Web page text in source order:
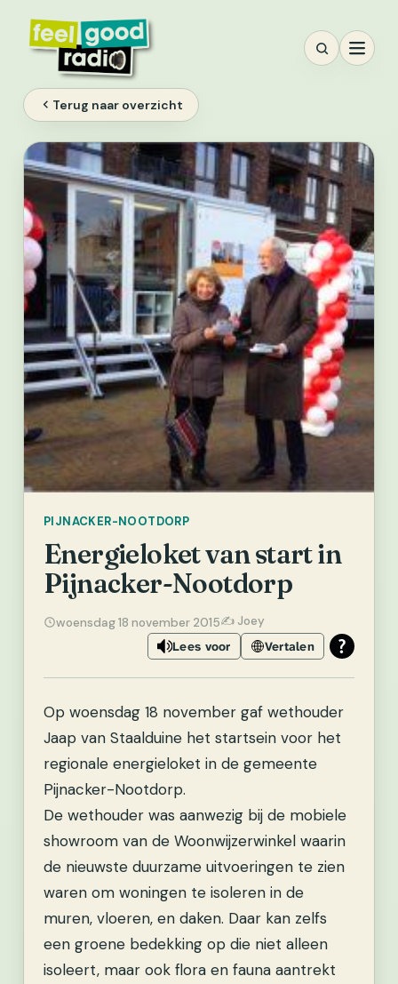
inhoud
Terug naar overzicht
PIJNACKER-NOOTDORP
Energieloket van start in
Pijnacker-Nootdorp
woensdag 18 november 2015✍️ Joey
Lees voor Vertalen
Op woensdag 18 november gaf wethouder
Jaap van Staalduine het startsein voor het
regionale energieloket in de gemeente
Pijnacker-Nootdorp.
De wethouder was aanwezig bij de mobiele
showroom van de Woonwijzerwinkel waarin
de nieuwste duurzame uitvoeringen te zien
waren om woningen te isoleren in de
muren, vloeren, en daken. Daar kan zelfs
een groene bedekking op die niet alleen
isoleert, maar ook flora en fauna aantrekt